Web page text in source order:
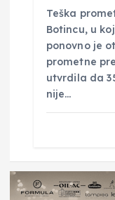
Teška
Botincu, u
ponovno je
prometne
utvrdila da
nije…